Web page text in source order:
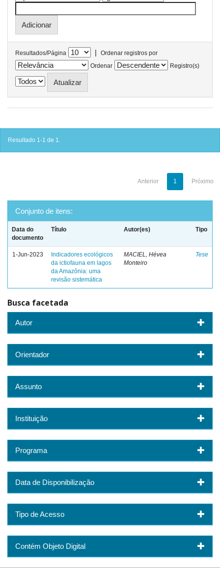
Resultados/Página |
Ordenar registros por
Ordenar
Registro(s)
Resultado 1-1 de 1.
Anterior 1 Próximo
Conjunto de itens:
Data do
documento
Título Autor(es) Tipo
1-Jun-2023
Indicadores ecológicos
da ictiofauna em lagos
da Amazônia: uma
revisão sistemática
MACIEL, Hévea
Monteiro
Tese
Busca facetada
Autor
Orientador
Assunto
Instituição
Programa
Data de Disponibilização
Tipo de Acesso
Contém Objeto Digital